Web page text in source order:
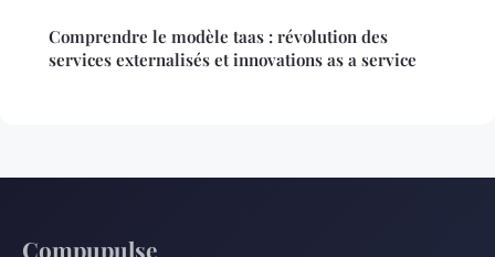
Comprendre le modèle taas : révolution des
services externalisés et innovations as a service
Compupulse